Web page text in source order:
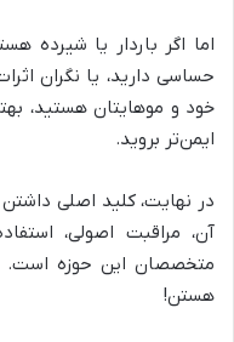
حساسی دارید، یا نگران
خود و موهایتان هستید،
ایمن‌تر بروید.
در نهایت، کلید اصلی
آن، مراقبت اصولی،
متخصصان این حوزه است.
هستن!